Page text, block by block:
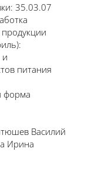
35.03.07
и
питания
форма
Василий
Ирина